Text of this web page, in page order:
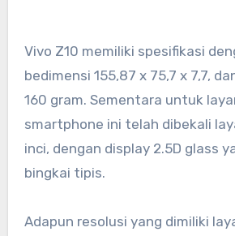
Vivo Z10 memiliki spesifikasi
bedimensi 155,87 x 75,7 x 7,7,
160 gram. Sementara untuk
smartphone ini telah dibekali
inci, dengan display 2.5D glass
bingkai tipis.
Adapun resolusi yang dimiliki